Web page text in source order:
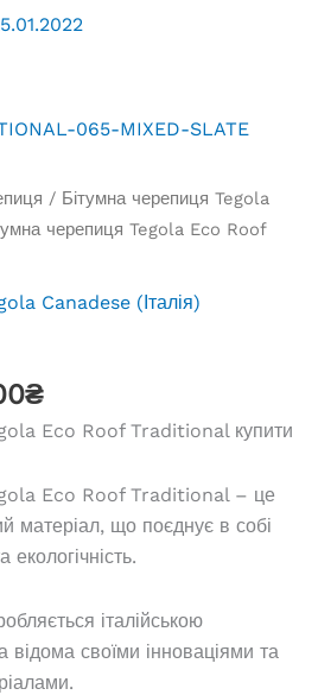
/ Бітумна черепиця Tegola
черепиця Tegola Eco Roof
Canadese (Італія)
₴Поточна
ціна:
Eco Roof Traditional купити
Eco Roof Traditional – це
матеріал, що поєднує в собі
екологічність.
італійською
відома своїми інноваціями та